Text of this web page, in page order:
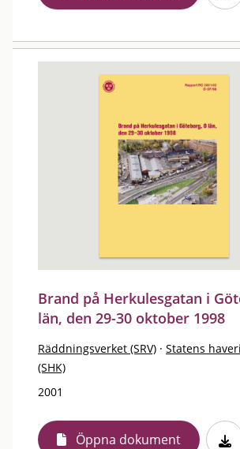
Brand på Herkulesgatan i
län, den 29-30 oktober 1998
Räddningsverket (SRV) · Statens
(SHK)
2001
Öppna dokument